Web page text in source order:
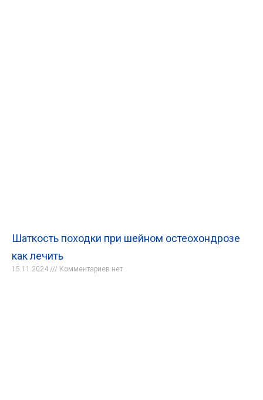
Шаткость походки при шейном остеохондрозе
как лечить
15.11.2024 Комментариев нет